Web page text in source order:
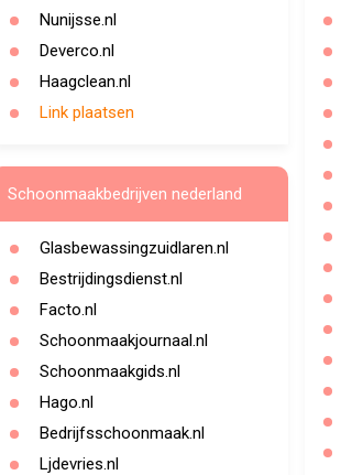
Nunijsse.nl
Deverco.nl
Haagclean.nl
Link plaatsen
Schoonmaakbedrijven nederland
Glasbewassingzuidlaren.nl
Bestrijdingsdienst.nl
Facto.nl
Schoonmaakjournaal.nl
Schoonmaakgids.nl
Hago.nl
Bedrijfsschoonmaak.nl
Ljdevries.nl